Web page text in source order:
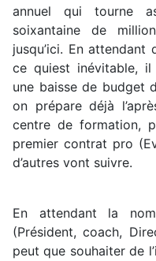
annuel qui tourne
soixantaine de
jusqu’ici. En attendant
ce quiest inévitable, il
une baisse de budget
on prépare déjà
centre de formation,
premier contrat pro
d’autres vont suivre.
En attendant la
(Président, coach,
peut que souhaiter de